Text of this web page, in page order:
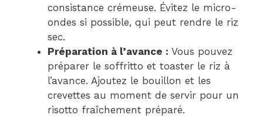
consistance crémeuse. Évitez le micro-
ondes si possible, qui peut rendre le riz
sec.
Préparation à l’avance : Vous pouvez
préparer le soffritto et toaster le riz à
l’avance. Ajoutez le bouillon et les
crevettes au moment de servir pour un
risotto fraîchement préparé.